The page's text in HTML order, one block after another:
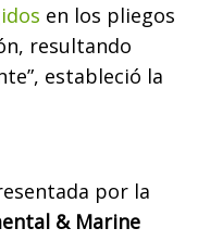
en los pliegos
resultando
estableció la
por la
& Marine